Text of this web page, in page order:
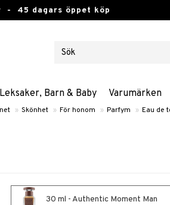
- 45 dagars öppet köp
Leksaker, Barn & Baby Varumärken
» Skönhet » För honom » Parfym » Eau de
30 ml - Authentic Moment Man